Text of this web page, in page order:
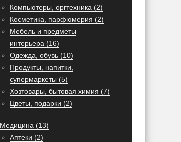
Компьютеры, оргтехника (2)
Косметика, парфюмерия (2)
Мебель и предметы
интерьера (16)
Одежда, обувь (10)
Продукты, напитки,
супермаркеты (5)
Хозтовары, бытовая химия (7)
Цветы, подарки (2)
Медицина (13)
Аптеки (2)